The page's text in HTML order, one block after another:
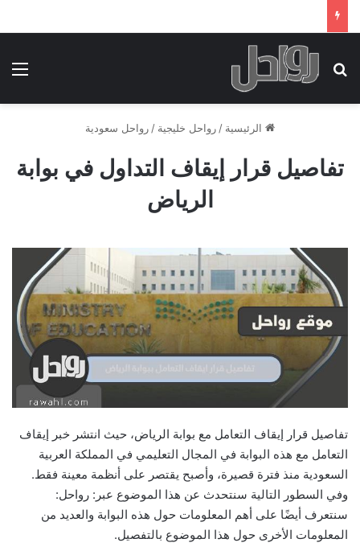
بحث عن
الرئيسية / رواحل خليجية / رواحل سعودية
تفاصيل قرار إيقاف التداول في بوابة
الرياض
تفاصيل قرار إيقاف التعامل مع بوابة الرياض، حيث انتشر خبر إيقاف
التعامل مع هذه البوابة في المجال التعليمي في المملكة العربية
السعودية منذ فترة قصيرة، وأصبح يقتصر على أنظمة معينة فقط.
وفي السطور التالية سنتحدث عن هذا الموضوع عبر: رواحل:
سنتعرف أيضًا على أهم المعلومات حول هذه البوابة والعديد من
المعلومات الأخرى حول هذا الموضوع بالتفصيل.